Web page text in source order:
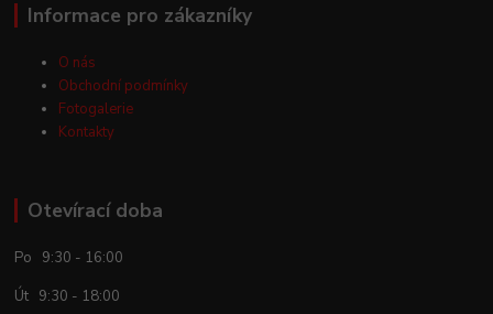
Informace pro zákazníky
O nás
Obchodní podmínky
Fotogalerie
Kontakty
Otevírací doba
Po 9:30 - 16:00
Út 9:30 - 18:00